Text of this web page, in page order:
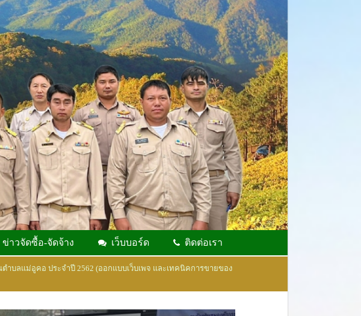
ข่าวจัดซื้อ-จัดจ้าง เว็บบอร์ด ติดต่อเรา
บลแม่อูคอ ประจำปี 2562 (ออกแบบเว็บเพจ และเทคนิคการขายของ